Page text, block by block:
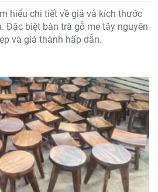
hiểu chi tiết về giá và kích thước
Đặc biệt bàn trà gỗ me tây nguyên
và giá thành hấp dẫn.